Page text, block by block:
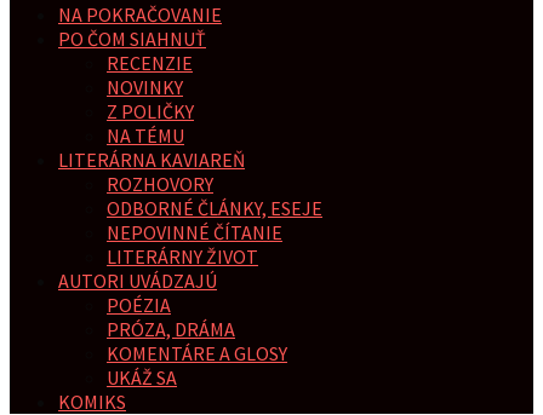
NA POKRAČOVANIE
PO ČOM SIAHNUŤ
RECENZIE
NOVINKY
Z POLIČKY
NA TÉMU
LITERÁRNA KAVIAREŇ
ROZHOVORY
ODBORNÉ ČLÁNKY, ESEJE
NEPOVINNÉ ČÍTANIE
LITERÁRNY ŽIVOT
AUTORI UVÁDZAJÚ
POÉZIA
PRÓZA, DRÁMA
KOMENTÁRE A GLOSY
UKÁŽ SA
KOMIKS